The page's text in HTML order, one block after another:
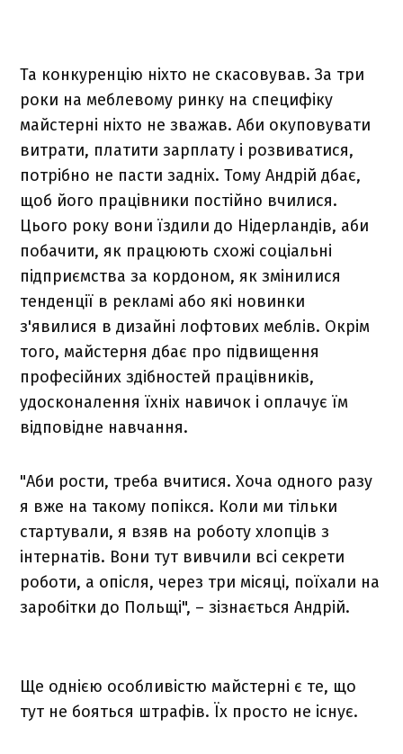
Та конкуренцію ніхто не скасовував. За три
роки на меблевому ринку на специфіку
майстерні ніхто не зважав. Аби окуповувати
витрати, платити зарплату і розвиватися,
потрібно не пасти задніх. Тому Андрій дбає,
щоб його працівники постійно вчилися.
Цього року вони їздили до Нідерландів, аби
побачити, як працюють схожі соціальні
підприємства за кордоном, як змінилися
тенденції в рекламі або які новинки
з'явилися в дизайні лофтових меблів. Окрім
того, майстерня дбає про підвищення
професійних здібностей працівників,
удосконалення їхніх навичок і оплачує їм
відповідне навчання.
"Аби рости, треба вчитися. Хоча одного разу
я вже на такому попікся. Коли ми тільки
стартували, я взяв на роботу хлопців з
інтернатів. Вони тут вивчили всі секрети
роботи, а опісля, через три місяці, поїхали на
заробітки до Польщі", – зізнається Андрій.
Ще однією особливістю майстерні є те, що
тут не бояться штрафів. Їх просто не існує.